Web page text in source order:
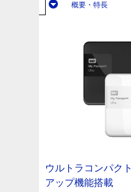
概要・特長
ウルトラコンパクト
アップ機能搭載